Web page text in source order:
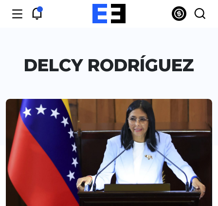
DELCY RODRÍGUEZ